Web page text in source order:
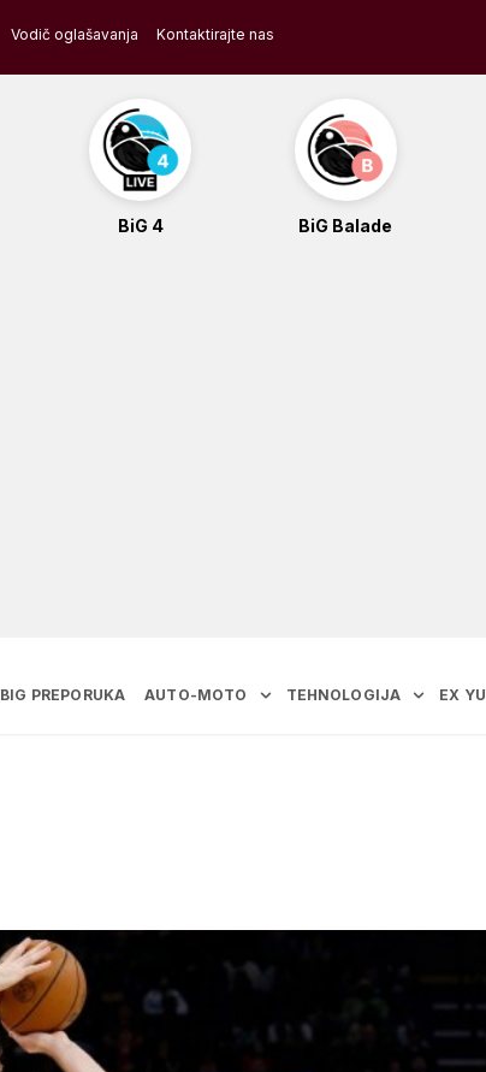
Vodič oglašavanja Kontaktirajte nas
BiG 4 BiG Balade
BIG PREPORUKA AUTO-MOTO TEHNOLOGIJA EX YU